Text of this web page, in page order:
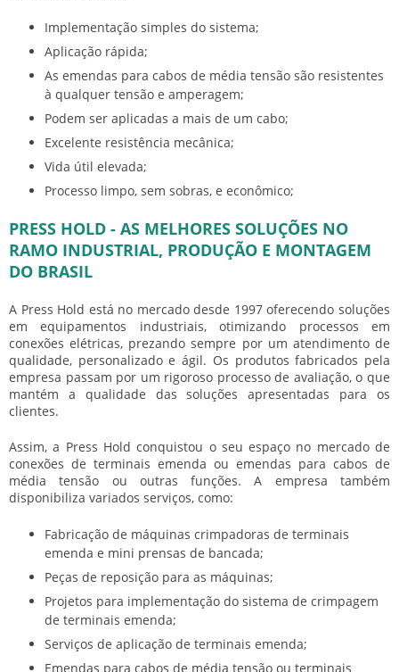
Implementação simples do sistema;
Aplicação rápida;
As emendas para cabos de média tensão são resistentes
à qualquer tensão e amperagem;
Podem ser aplicadas a mais de um cabo;
Excelente resistência mecânica;
Vida útil elevada;
Processo limpo, sem sobras, e econômico;
PRESS HOLD - AS MELHORES SOLUÇÕES NO
RAMO INDUSTRIAL, PRODUÇÃO E MONTAGEM
DO BRASIL
A Press Hold está no mercado desde 1997 oferecendo soluções
em equipamentos industriais, otimizando processos em
conexões elétricas, prezando sempre por um atendimento de
qualidade, personalizado e ágil. Os produtos fabricados pela
empresa passam por um rigoroso processo de avaliação, o que
mantém a qualidade das soluções apresentadas para os
clientes.
Assim, a Press Hold conquistou o seu espaço no mercado de
conexões de terminais emenda ou emendas para cabos de
média tensão ou outras funções. A empresa também
disponibiliza variados serviços, como:
Fabricação de máquinas crimpadoras de terminais
emenda e mini prensas de bancada;
Peças de reposição para as máquinas;
Projetos para implementação do sistema de crimpagem
de terminais emenda;
Serviços de aplicação de terminais emenda;
Emendas para cabos de média tensão ou terminais